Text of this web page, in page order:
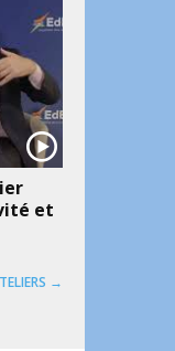
et
→